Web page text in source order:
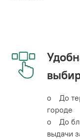
o До
городе
o До
выдачи